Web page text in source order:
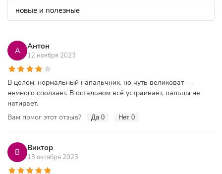
А Антон
12 ноября 2023
В целом, нормальный напальчник, но чуть великоват —
немного сползает. В остальном всё устраивает, пальцы не
натирает.
Вам помог этот отзыв?
Да 0 Нет 0
В Виктор
13 октября 2023